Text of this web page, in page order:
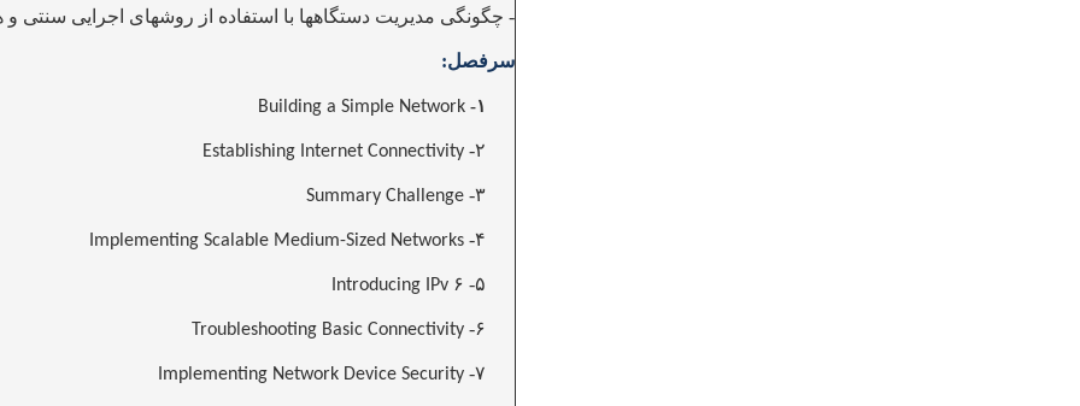
- چگونگی مدیریت دستگاهها با استفاده از روشهای اجرایی سنتی و
سرفصل:
۱- Building a Simple Network
۲- Establishing Internet Connectivity
۳- Summary Challenge
۴- Implementing Scalable Medium-Sized Networks
۵- ۶ Introducing IPv
۶- Troubleshooting Basic Connectivity
۷- Implementing Network Device Security